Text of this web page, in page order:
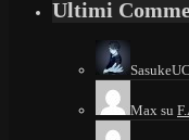
Ultimi
SasukeUC
Max su